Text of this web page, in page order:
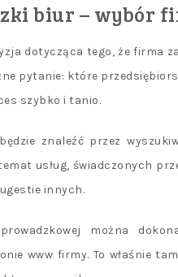
biur – wybór
dotycząca tego, że firma
pytanie: które
szybko i tanio.
znaleźć przez
usług, świadczonych
innych.
można
www firmy. To właśnie